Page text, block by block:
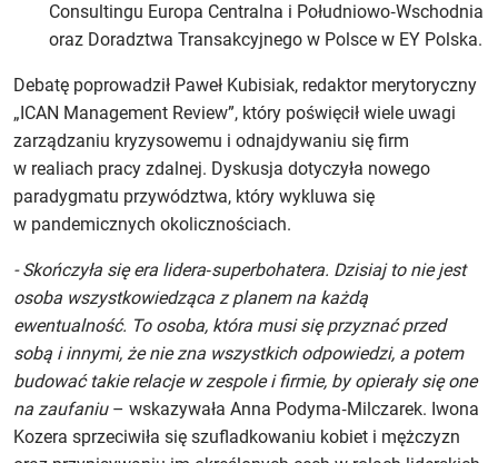
Consultingu Europa Centralna i Południowo‑Wschodnia
oraz Doradztwa Transakcyjnego w Polsce w EY Polska.
Debatę poprowadził Paweł Kubisiak, redaktor merytoryczny
„ICAN Management Review”, który poświęcił wiele uwagi
zarządzaniu kryzysowemu i odnajdywaniu się firm
w realiach pracy zdalnej. Dyskusja dotyczyła nowego
paradygmatu przywództwa, który wykluwa się
w pandemicznych okolicznościach.
- Skończyła się era lidera‑superbohatera. Dzisiaj to nie jest
osoba wszystkowiedząca z planem na każdą
ewentualność. To osoba, która musi się przyznać przed
sobą i innymi, że nie zna wszystkich odpowiedzi, a potem
budować takie relacje w zespole i firmie, by opierały się one
na zaufaniu– wskazywała Anna Podyma‑Milczarek. Iwona
Kozera sprzeciwiła się szufladkowaniu kobiet i mężczyzn